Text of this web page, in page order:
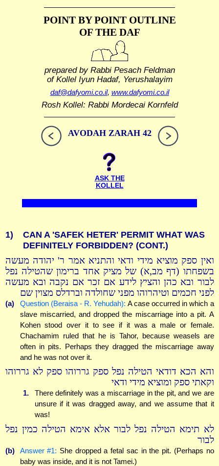
POINT BY POINT OUTLINE
OF THE DAF
prepared by Rabbi Pesach Feldman
of Kollel Iyun Hadaf, Yerushalayim
daf@dafyomi.co.il, www.dafyomi.co.il
Rosh Kollel: Rabbi Mordecai Kornfeld
AVODAH ZARAH 42
ASK THE
KOLLEL
1)
CAN A 'SAFEK HETER' PERMIT WHAT WAS
DEFINITELY FORBIDDEN? (CONT.)
ואין ספק מוציא מידי ודאי והתניא אמר ר' יהודה מעשה
בשפחתו (דף מב,א) של מציק אחד ברימון שהטילה נפל
לבור ובא כהן והציץ לידע אם זכר אם נקבה ובא מעשה
לפני חכמים וטיהרוהו מפני שחולדה וברדלס מצוין שם
(a) Question (Beraisa - R. Yehudah): A case occurred in which a
slave miscarried, and dropped the miscarriage into a pit. A
Kohen stood over it to see if it was a male or female.
Chachamim ruled that he is Tahor, because weasels are
often in pits. Perhaps they dragged the miscarriage away
and he was not over it.
והא הכא דודאי הטילה נפל ספק גררוהו ספק לא גררוהו
וקאתי ספק ומוציא מידי ודאי
1.
There definitely was a miscarriage in the pit, and we are
unsure if it was dragged away, and we assume that it
was!
לא תימא הטילה נפל לבור אלא אימא הטילה כמין נפל
לבור
(b) Answer #1: She dropped a fetal sac in the pit. (Perhaps no
baby was inside, and it is not Tamei.)